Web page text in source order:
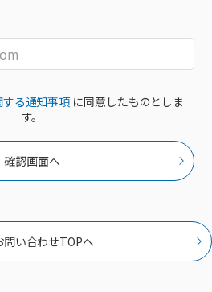
る通知事項 に同意したものとしま
す。
確認画面へ
問い合わせTOPへ